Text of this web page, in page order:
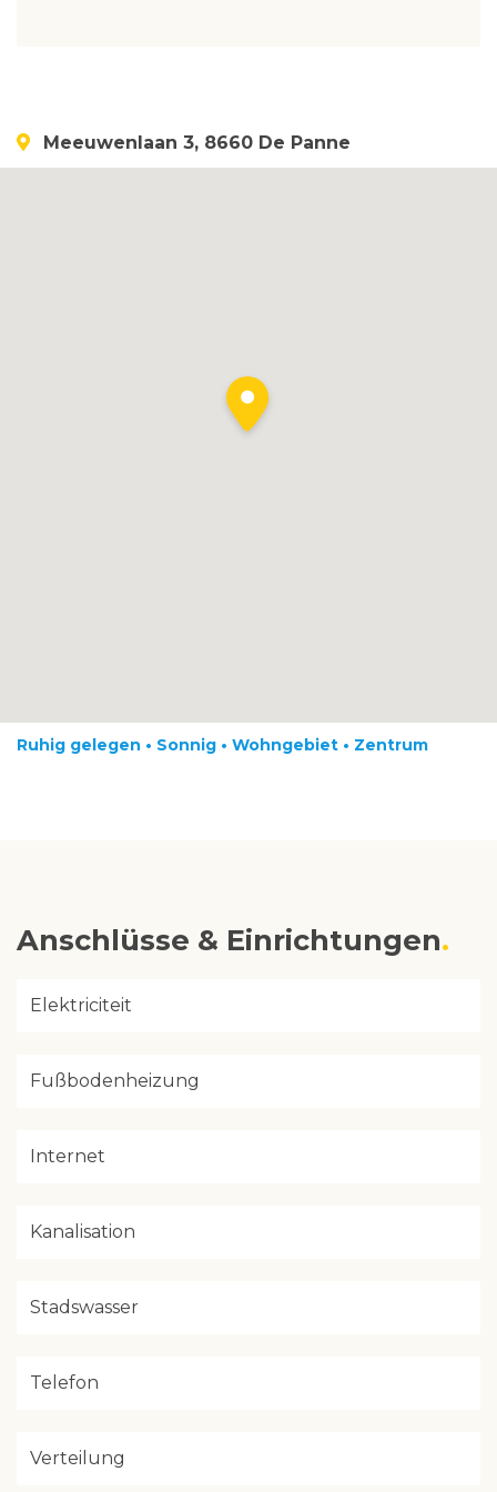
Meeuwenlaan 3, 8660 De Panne
Ruhig gelegen • Sonnig • Wohngebiet • Zentrum
Anschlüsse & Einrichtungen
Elektriciteit
Fußbodenheizung
Internet
Kanalisation
Stadswasser
Telefon
Verteilung